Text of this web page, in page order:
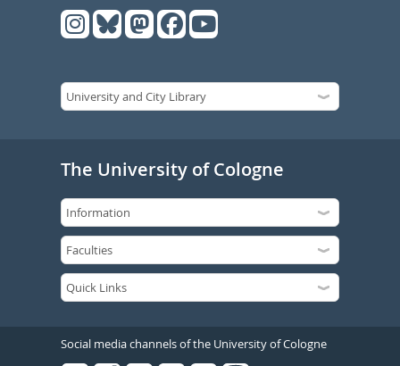
The University of Cologne
Social media channels of the University of Cologne